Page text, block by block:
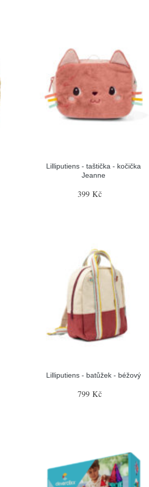
Lilliputiens - taštička - kočička
Jeanne
399 Kč
Lilliputiens - batůžek - béžový
799 Kč